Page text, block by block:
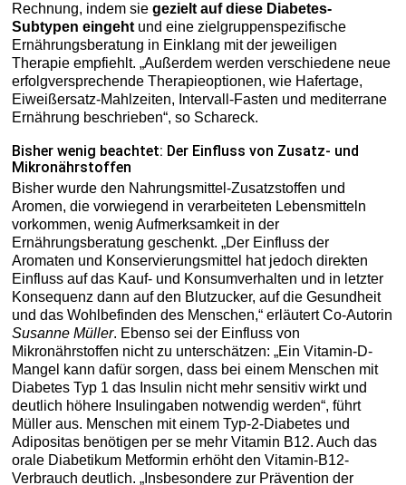
Rechnung, indem siegezielt auf diese Diabetes-
Subtypen eingeht und eine zielgruppenspezifische
Ernährungsberatung in Einklang mit der jeweiligen
Therapie empfiehlt. „Außerdem werden verschiedene neue
erfolgversprechende Therapieoptionen, wie Hafertage,
Eiweißersatz-Mahlzeiten, Intervall-Fasten und mediterrane
Ernährung beschrieben“, so Schareck.
Bisher wenig beachtet: Der Einfluss von Zusatz- und
Mikronährstoffen
Bisher wurde den Nahrungsmittel-Zusatzstoffen und
Aromen, die vorwiegend in verarbeiteten Lebensmitteln
vorkommen, wenig Aufmerksamkeit in der
Ernährungsberatung geschenkt. „Der Einfluss der
Aromaten und Konservierungsmittel hat jedoch direkten
Einfluss auf das Kauf- und Konsumverhalten und in letzter
Konsequenz dann auf den Blutzucker, auf die Gesundheit
und das Wohlbefinden des Menschen,“ erläutert Co-Autorin
Susanne Müller. Ebenso sei der Einfluss von
Mikronährstoffen nicht zu unterschätzen: „Ein Vitamin-D-
Mangel kann dafür sorgen, dass bei einem Menschen mit
Diabetes Typ 1 das Insulin nicht mehr sensitiv wirkt und
deutlich höhere Insulingaben notwendig werden“, führt
Müller aus. Menschen mit einem Typ-2-Diabetes und
Adipositas benötigen per se mehr Vitamin B12. Auch das
orale Diabetikum Metformin erhöht den Vitamin-B12-
Verbrauch deutlich. „Insbesondere zur Prävention der